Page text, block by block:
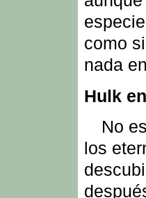
como
nada
Hulk
No
los